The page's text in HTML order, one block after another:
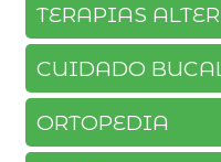
TERAPIAS
CUIDADO
ORTOPEDIA